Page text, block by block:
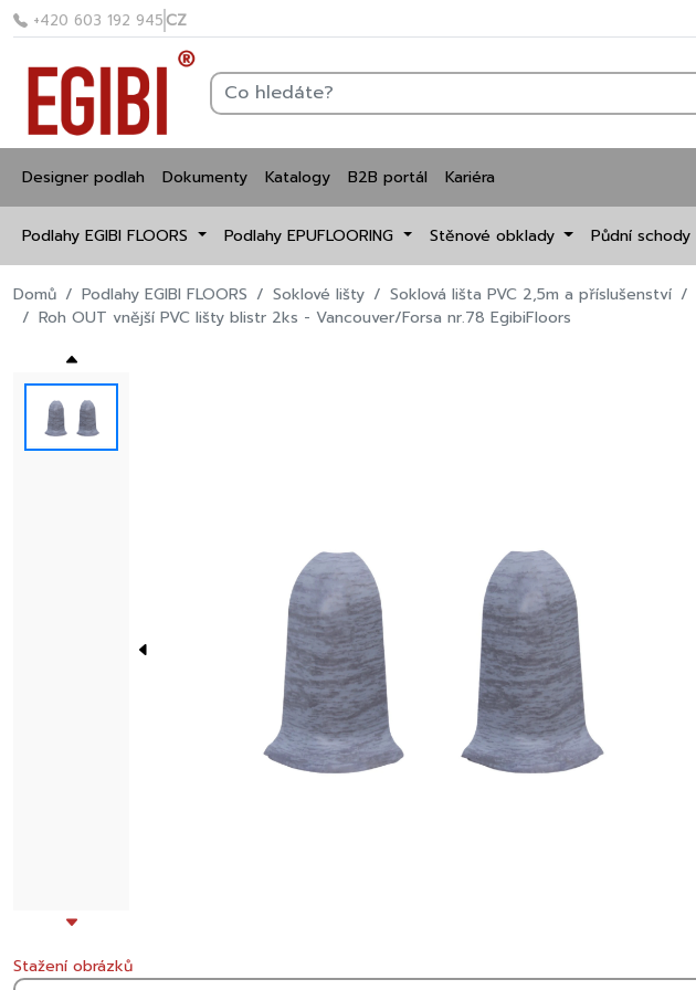
+420 603 192 945CZ
Designer podlah Dokumenty Katalogy B2B portál Kariéra
Podlahy EGIBI FLOORS Podlahy EPUFLOORING Stěnové obklady Půdní schody
Domů Podlahy EGIBI FLOORS Soklové lišty Soklová lišta PVC 2,5m a příslušenství
Roh OUT vnější PVC lišty blistr 2ks - Vancouver/Forsa nr.78 EgibiFloors
Stažení obrázků